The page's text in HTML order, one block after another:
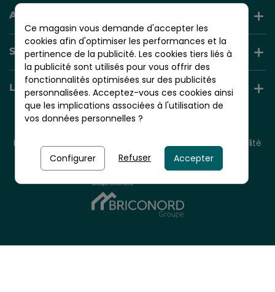
AIDE ET INFORMATION
SERVICES +
LIENS UTILES
Mentions légales
Politique de confidentialité
Politique de cookies
Groupe Briconord
Ce magasin vous demande d'accepter les
cookies afin d'optimiser les performances et la
pertinence de la publicité. Les cookies tiers liés à
la publicité sont utilisés pour vous offrir des
fonctionnalités optimisées sur des publicités
personnalisées. Acceptez-vous ces cookies ainsi
que les implications associées à l'utilisation de
vos données personnelles ?
Configurer Refuser Accepter